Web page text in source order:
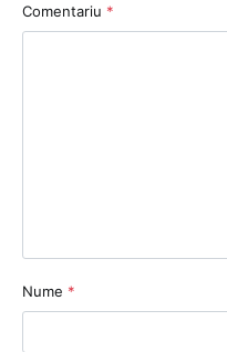
Comentariu *
Nume *